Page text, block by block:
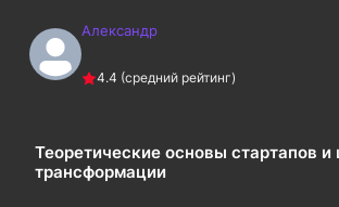
Александр
4.4 (средний рейтинг)
Теоретические основы стартапов и
трансформации